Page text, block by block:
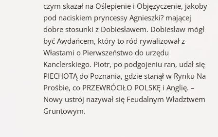
czym skazał na Oślepienie i Objęzyczenie, jakoby
pod naciskiem pryncessy Agnieszki? mającej
dobre stosunki z Dobiesławem. Dobiesław mógł
być Awdańcem, który to ród rywalizował z
Włastami o Pierwszeństwo do urzędu
Kanclerskiego. Piotr, po podgojeniu ran, udał się
PIECHOTĄ do Poznania, gdzie stanął w Rynku Na
Prośbie, co PRZEWRÓCIŁO POLSKĘ i Anglię. –
Nowy ustrój nazywał się Feudalnym Władztwem
Gruntowym.